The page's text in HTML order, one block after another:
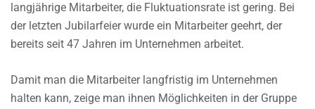
langjährige Mitarbeiter, die Fluktuationsrate ist gering. Bei
der letzten Jubilarfeier wurde ein Mitarbeiter geehrt, der
bereits seit 47 Jahren im Unternehmen arbeitet.
Damit man die Mitarbeiter langfristig im Unternehmen
halten kann, zeige man ihnen Möglichkeiten in der Gruppe